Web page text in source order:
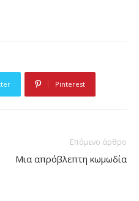
Pinterest
Επόμενο άρθρο
Μια απρόβλεπτη κωμωδία